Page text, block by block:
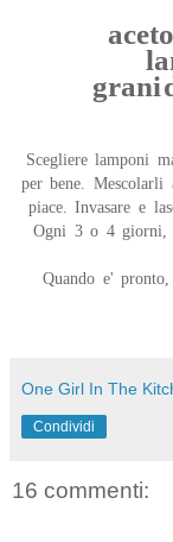
grani
Scegliere lamponi
per bene. Mescolarli
piace. Invasare e
Ogni 3 o 4 giorni,
Quando e'
One Girl In The
Condividi
16 commenti: